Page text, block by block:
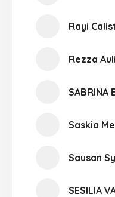
Rayi
Rezza
SABRINA
Saskia
Sausan
SESILIA